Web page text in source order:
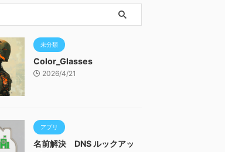
未分類
Color_Glasses
2026/4/21
アプリ
名前解決 DNS ルックアッ